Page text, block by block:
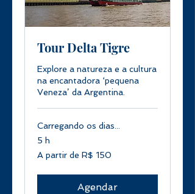
Tour Delta Tigre
Explore a natureza e a cultura
na encantadora ‘pequena
Veneza’ da Argentina.
Carregando os dias...
5 h
A
partir
A partir de R$ 150
Agendar